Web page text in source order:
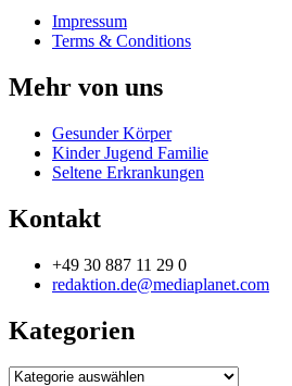
Impressum
Terms & Conditions
Mehr von uns
Gesunder Körper
Kinder Jugend Familie
Seltene Erkrankungen
Kontakt
+49 30 887 11 29 0
redaktion.de@mediaplanet.com
Kategorien
Kategorien